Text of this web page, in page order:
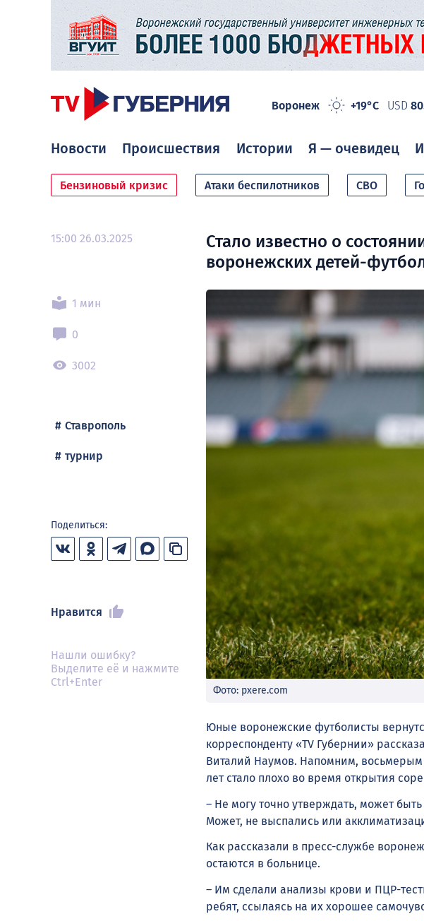
Воронеж +19°C USD
Новости Происшествия Истории Я — очевидец
Бензиновый кризис Атаки беспилотников СВО
15:00 26.03.2025
1 мин
0
3002
Ставрополь
турнир
Поделиться:
Нравится
Нашли ошибку?
Выделите её и нажмите
Ctrl+Enter
Стало известно о
воронежских детей-
Фото: pxere.com
Юные воронежские футболисты
корреспонденту «TV Губернии»
Виталий Наумов. Напомним, восьмерым
лет стало плохо во время открытия
– Не могу точно утверждать, может
Может, не выспались или
Как рассказали в пресс-службе
остаются в больнице.
– Им сделали анализы крови и ПЦР-
ребят, ссылаясь на их хорошее